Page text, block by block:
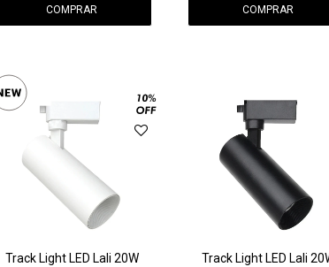
Track Light LED Lali 20W
Track Light LED Lali